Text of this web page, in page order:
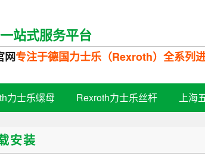
站式服务平台
网专注于德国力士乐（Rexroth）全系列
力士乐螺母 Rexroth力士乐丝杆 上海
安装